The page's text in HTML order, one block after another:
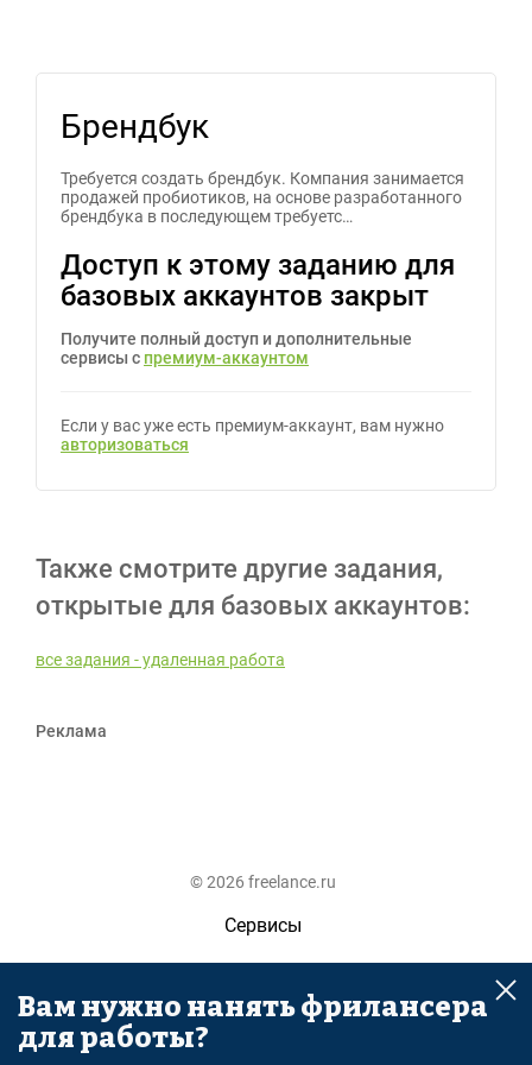
Брендбук
Требуется создать брендбук. Компания занимается
продажей пробиотиков, на основе разработанного
брендбука в последующем требуетс…
Доступ к этому заданию для
базовых аккаунтов закрыт
Получите полный доступ и дополнительные
сервисы с премиум-аккаунтом
Если у вас уже есть премиум-аккаунт, вам нужно
авторизоваться
Также смотрите другие задания,
открытые для базовых аккаунтов:
все задания - удаленная работа
Реклама
© 2026 freelance.ru
Сервисы
Помощь
Поиск
Вам нужно нанять фрилансера
для работы?